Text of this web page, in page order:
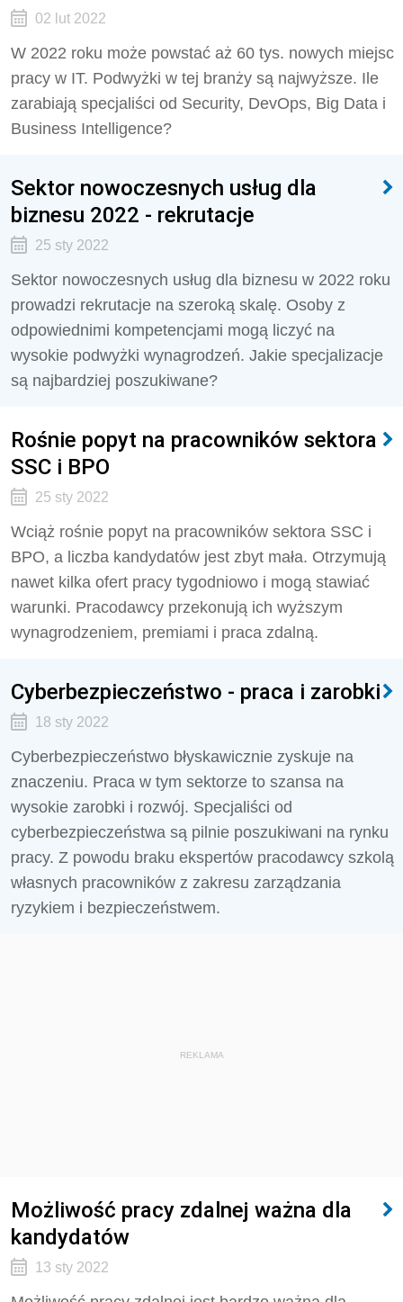
02 lut 2022
W 2022 roku może powstać aż 60 tys. nowych miejsc
pracy w IT. Podwyżki w tej branży są najwyższe. Ile
zarabiają specjaliści od Security, DevOps, Big Data i
Business Intelligence?
Sektor nowoczesnych usług dla
biznesu 2022 - rekrutacje
25 sty 2022
Sektor nowoczesnych usług dla biznesu w 2022 roku
prowadzi rekrutacje na szeroką skalę. Osoby z
odpowiednimi kompetencjami mogą liczyć na
wysokie podwyżki wynagrodzeń. Jakie specjalizacje
są najbardziej poszukiwane?
Rośnie popyt na pracowników sektora
SSC i BPO
25 sty 2022
Wciąż rośnie popyt na pracowników sektora SSC i
BPO, a liczba kandydatów jest zbyt mała. Otrzymują
nawet kilka ofert pracy tygodniowo i mogą stawiać
warunki. Pracodawcy przekonują ich wyższym
wynagrodzeniem, premiami i praca zdalną.
Cyberbezpieczeństwo - praca i zarobki
18 sty 2022
Cyberbezpieczeństwo błyskawicznie zyskuje na
znaczeniu. Praca w tym sektorze to szansa na
wysokie zarobki i rozwój. Specjaliści od
cyberbezpieczeństwa są pilnie poszukiwani na rynku
pracy. Z powodu braku ekspertów pracodawcy szkolą
własnych pracowników z zakresu zarządzania
ryzykiem i bezpieczeństwem.
REKLAMA
Możliwość pracy zdalnej ważna dla
kandydatów
13 sty 2022